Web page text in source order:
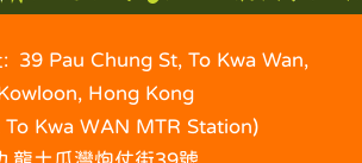
39 Pau Chung St, To Kwa Wan,
Hong Kong
To Kwa WAN MTR Station)